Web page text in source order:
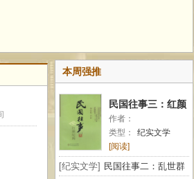
本周强推
民国往事三：红颜
纪闻
作者：
类型：
纪实文学
[阅读]
[纪实文学] 民国往事二：乱世群